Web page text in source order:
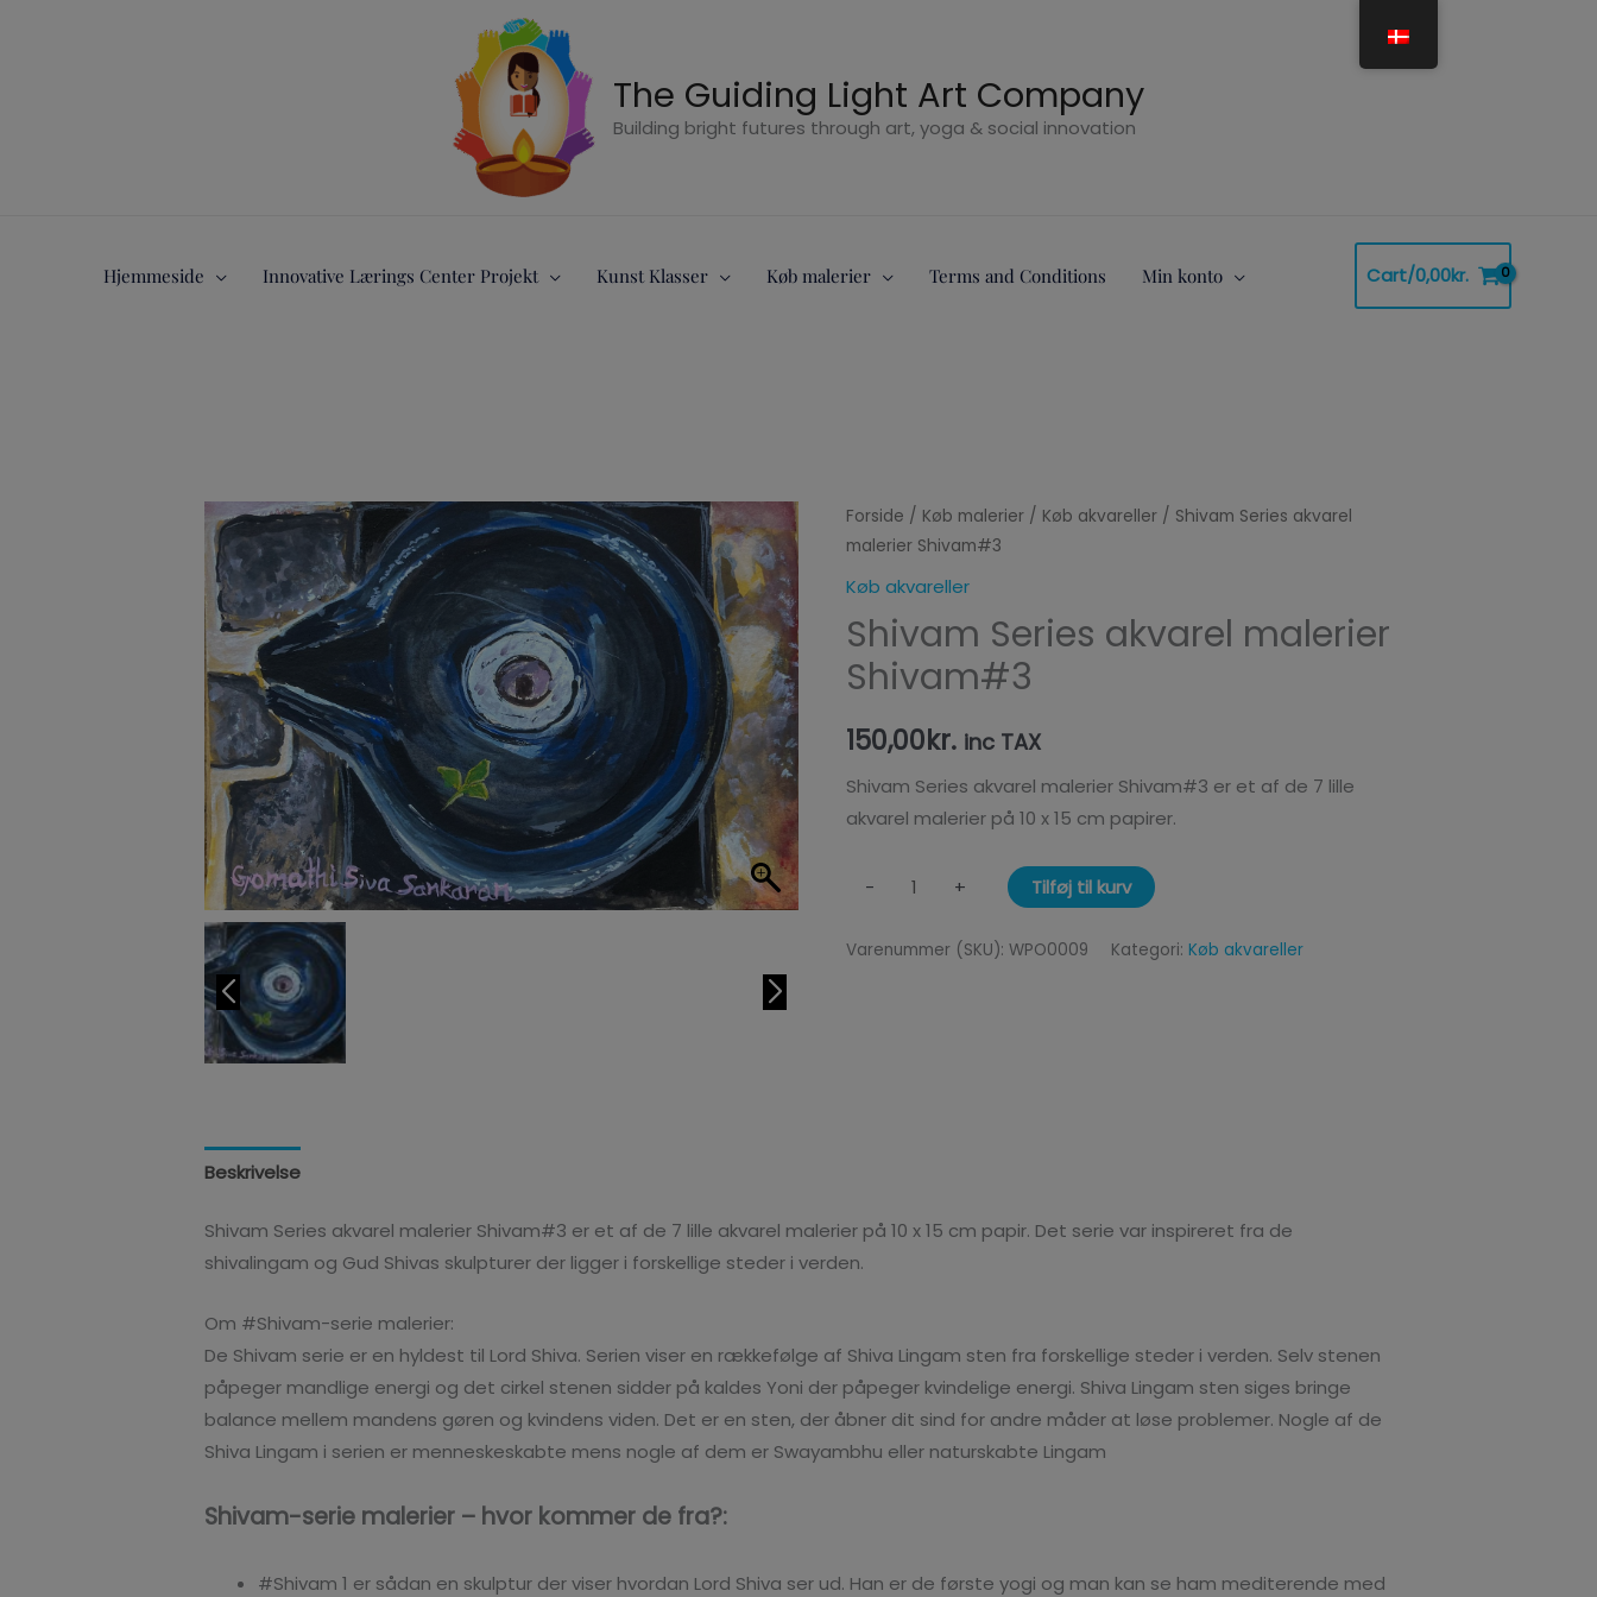
The Guiding Light Art Company
Building bright futures through art, yoga & social innovation
Hjemmeside Innovative Lærings Center Projekt Kunst Klasser Køb malerier Terms and Conditions Min konto Cart/0,00kr.
Forside / Køb malerier / Køb akvareller / Shivam Series akvarel
malerier Shivam#3
Køb akvareller
Shivam Series akvarel malerier
Shivam#3
150,00kr. inc TAX
Shivam Series akvarel malerier Shivam#3 er et af de 7 lille
akvarel malerier på 10 x 15 cm papirer.
-
Shivam
Series
akvarel
malerier
Shivam#3
antal
+ Tilføj til kurv
Varenummer (SKU): WPO0009 Kategori: Køb akvareller
Beskrivelse
Shivam Series akvarel malerier Shivam#3 er et af de 7 lille akvarel malerier på 10 x 15 cm papir. Det serie var inspireret fra de
shivalingam og Gud Shivas skulpturer der ligger i forskellige steder i verden.
Om #Shivam-serie malerier:
De Shivam serie er en hyldest til Lord Shiva. Serien viser en rækkefølge af Shiva Lingam sten fra forskellige steder i verden. Selv stenen
påpeger mandlige energi og det cirkel stenen sidder på kaldes Yoni der påpeger kvindelige energi. Shiva Lingam sten siges bringe
balance mellem mandens gøren og kvindens viden. Det er en sten, der åbner dit sind for andre måder at løse problemer. Nogle af de
Shiva Lingam i serien er menneskeskabte mens nogle af dem er Swayambhu eller naturskabte Lingam
Shivam-serie malerier – hvor kommer de fra?:
#Shivam 1 er sådan en skulptur der viser hvordan Lord Shiva ser ud. Han er de første yogi og man kan se ham mediterende med